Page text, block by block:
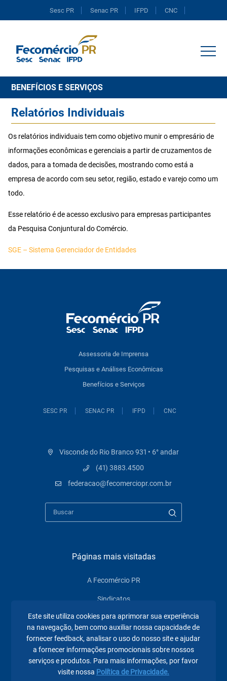
Sesc PR Senac PR IFPD CNC
BENEFÍCIOS E SERVIÇOS
Relatórios Individuais
Os relatórios individuais tem como objetivo munir o empresário de
informações econômicas e gerenciais a partir de cruzamentos de
dados, para a tomada de decisões, mostrando como está a
empresa de acordo com seu setor, região, estado e varejo como um
todo.
Esse relatório é de acesso exclusivo para empresas participantes
da Pesquisa Conjuntural do Comércio.
SGE – Sistema Gerenciador de Entidades
Assessoria de Imprensa
Pesquisas e Análises Econômicas
Benefícios e Serviços
SESC PR SENAC PR IFPD CNC
Visconde do Rio Branco 931 • 6° andar
(41) 3883.4500
federacao@fecomerciopr.com.br
Páginas mais visitadas
A Fecomércio PR
Sindicatos
Institucional
Atuação
Eventos
Notícias
Este site utiliza cookies para aprimorar sua experiência
na navegação, bem como auxiliar nossa capacidade de
fornecer feedback, analisar o uso do nosso site e ajudar
a fornecer informações promocionais sobre nossos
serviços e produtos. Para mais informações, por favor
visite nossa Política de Privacidade.